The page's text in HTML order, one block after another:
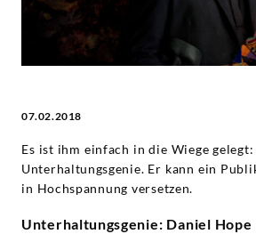
Hope
Deutsche
Grammophon
07.02.2018
Es ist ihm einfach in die Wiege gelegt:
Unterhaltungsgenie. Er kann ein
in Hochspannung versetzen.
Unterhaltungsgenie: Daniel Hope